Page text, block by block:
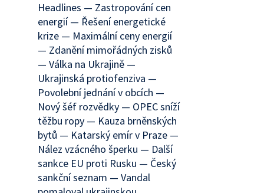
Headlines — Zastropování cen
energií — Řešení energetické
krize — Maximální ceny energií
— Zdanění mimořádných zisků
— Válka na Ukrajině —
Ukrajinská protiofenziva —
Povolební jednání v obcích —
Nový šéf rozvědky — OPEC sníží
těžbu ropy — Kauza brněnských
bytů — Katarský emír v Praze —
Nález vzácného šperku — Další
sankce EU proti Rusku — Český
sankční seznam — Vandal